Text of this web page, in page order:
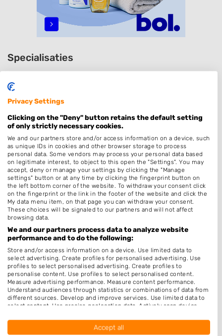
Specialisaties
Kleuren
Keratine behandeling
Bruidskapsel
Permanenten
Thuiskapper
Barber
Zonder Afspraak
Hairextensions
Epileren
Make-up & Visagie
Schoonheidssalon
Pruiken
Openingstijden
Privacy Settings
Clicking on the "Deny" button retains the default setting
of only strictly necessary cookies.
We and our partners store and/or access information on a device, such
as unique IDs in cookies and other browser storage to process
personal data. Some vendors may process your personal data based
on legitimate interest, to object to this open the "Settings". You may
accept, deny or manage your settings by clicking the "Manage
settings" button or at any time by clicking the fingerprint button on
the left bottom corner of the website. To withdraw your consent click
on the fingerprint or the link in the footer of the website and click the
My data menu item, on that page you can withdraw your consent.
These choices will be signaled to our partners and will not affect
browsing data.
We and our partners process data to analyze website
performance and to do the following:
Store and/or access information on a device. Use limited data to
select advertising. Create profiles for personalised advertising. Use
profiles to select personalised advertising. Create profiles to
personalise content. Use profiles to select personalised content.
Measure advertising performance. Measure content performance.
Understand audiences through statistics or combinations of data from
different sources. Develop and improve services. Use limited data to
select content. Use precise geolocation data. Actively scan device
Data may be shared outside of the European Union and send to the
Accept all